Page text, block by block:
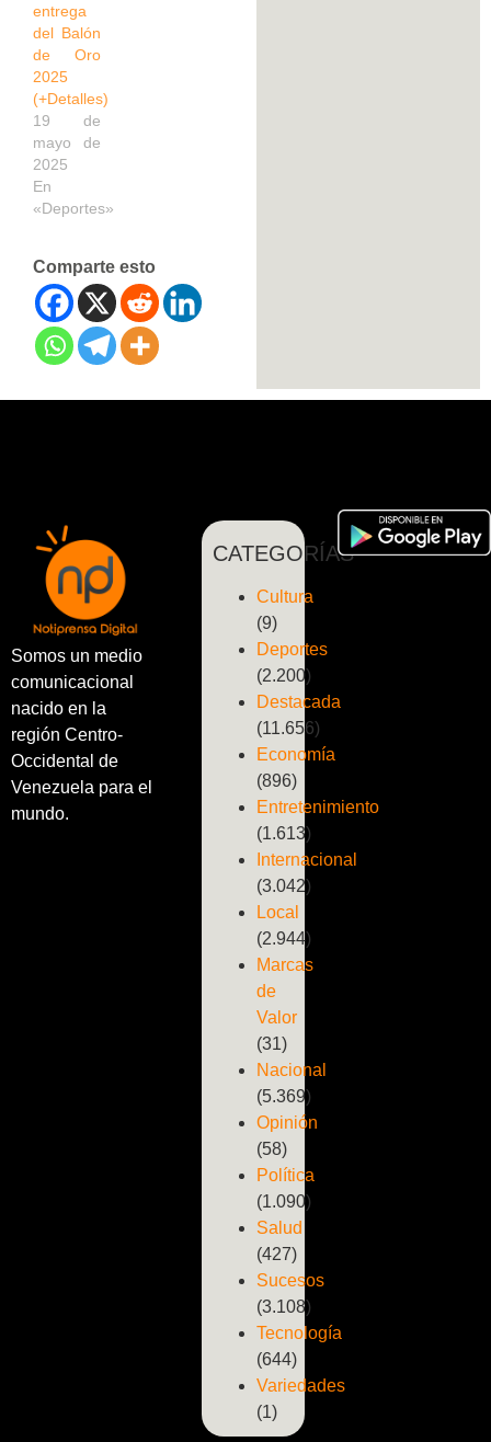
entrega
del Balón
de Oro
2025
(+Detalles)
19 de
mayo de
2025
En
«Deportes»
Comparte esto
Somos un medio
comunicacional
nacido en la
región Centro-
Occidental de
Venezuela para el
mundo.
CATEGORÍAS
Cultura
(9)
Deportes
(2.200)
Destacada
(11.656)
Economía
(896)
Entretenimiento
(1.613)
Internacional
(3.042)
Local
(2.944)
Marcas
de
Valor
(31)
Nacional
(5.369)
Opinión
(58)
Política
(1.090)
Salud
(427)
Sucesos
(3.108)
Tecnología
(644)
Variedades
(1)